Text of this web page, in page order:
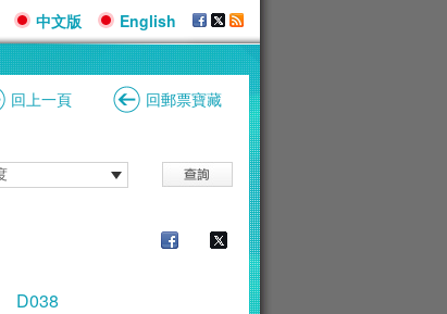
中文版 English
回上一頁 回郵票寶藏
D038